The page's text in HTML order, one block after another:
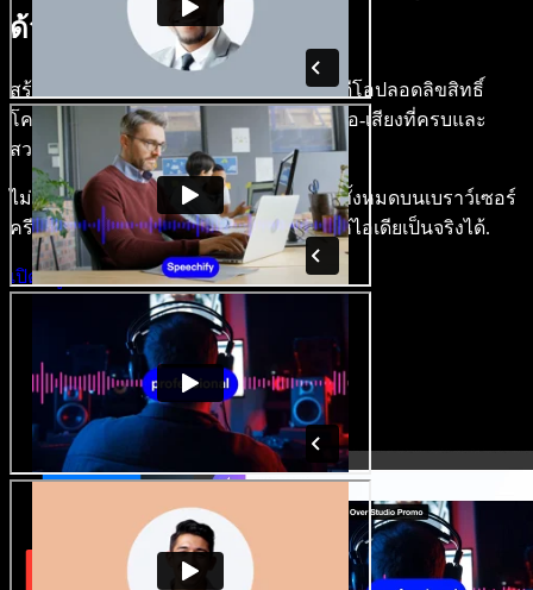
ด้วย Speechify Studio.
สร้างเสียงพากย์ ใส่ภาพสต็อก เสียง และวิดีโอปลอดลิขสิทธิ์
โคลนเสียงของคุณ เพื่อสร้างโปรเจกต์วิดีโอ-เสียงที่ครบและ
สวยงาม.
ไม่ต้องเรียนรู้อะไรซับซ้อน และใช้งานได้ทั้งหมดบนเบราว์เซอร์
ครีเอเตอร์หลุดพ้นข้อจำกัดเดิมๆ แล้วทำให้ไอเดียเป็นจริงได้.
เปิดสตูดิโอ